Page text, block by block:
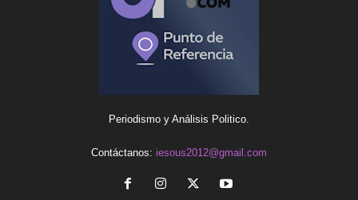
Periodismo y Análisis Politico.
Contáctanos: iesous2012@gmail.com